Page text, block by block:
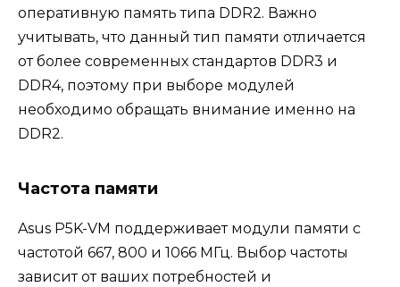
оперативную память типа DDR2. Важно
учитывать, что данный тип памяти отличается
от более современных стандартов DDR3 и
DDR4, поэтому при выборе модулей
необходимо обращать внимание именно на
DDR2.
Частота памяти
Asus P5K-VM поддерживает модули памяти с
частотой 667, 800 и 1066 МГц. Выбор частоты
зависит от ваших потребностей и